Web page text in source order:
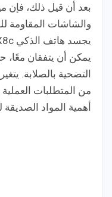
بعد أن قيل ذلك، فإن
والشاشات المقاومة
يمكن أن يتفقان معًا،
التضحية بالصلابة.
من المتطلبات
أهمية المواد الصديقة